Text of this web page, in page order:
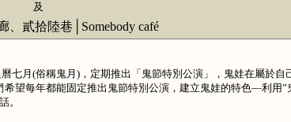
及
貳拾陸巷│Somebody café
七月(俗稱鬼月)，定期推出「鬼節特別公演」，鬼娃在屬於自
希望每年都能固定推出鬼節特別公演，建立鬼娃的特色—利用
。